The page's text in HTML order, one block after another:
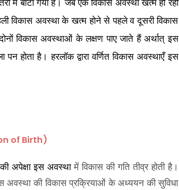
विकास अवस्था के खत्म होने से पहले व दूसरी विकास
विकास अवस्थाओं के लक्षण पाए जाते हैं अर्थात् इस
होता है। हरलॉक द्वारा वर्णित विकास अवस्थाएँ इस
of Birth)
अपेक्षा इस अवस्थामें विकास की गति तीव्र होती है।
की विकास प्रक्रियाओं के अध्ययन की सुविधा